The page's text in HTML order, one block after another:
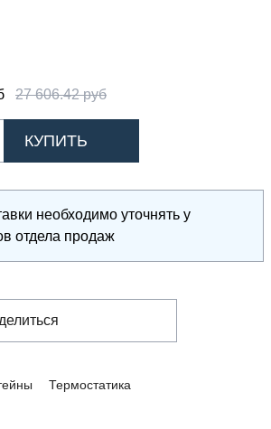
27 606.42 руб
необходимо уточнять у
отдела продаж
Термостатика